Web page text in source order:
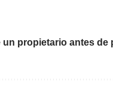
propietario antes de